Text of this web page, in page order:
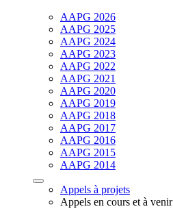
AAPG 2026
AAPG 2025
AAPG 2024
AAPG 2023
AAPG 2022
AAPG 2021
AAPG 2020
AAPG 2019
AAPG 2018
AAPG 2017
AAPG 2016
AAPG 2015
AAPG 2014
Appels à projets
Appels en cours et à venir